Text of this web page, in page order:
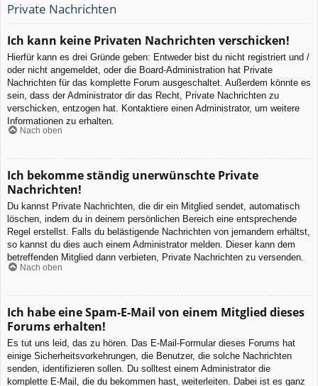
Private Nachrichten
Ich kann keine Privaten Nachrichten verschicken!
Hierfür kann es drei Gründe geben: Entweder bist du nicht registriert und /
oder nicht angemeldet, oder die Board-Administration hat Private
Nachrichten für das komplette Forum ausgeschaltet. Außerdem könnte es
sein, dass der Administrator dir das Recht, Private Nachrichten zu
verschicken, entzogen hat. Kontaktiere einen Administrator, um weitere
Informationen zu erhalten.
Nach oben
Ich bekomme ständig unerwünschte Private
Nachrichten!
Du kannst Private Nachrichten, die dir ein Mitglied sendet, automatisch
löschen, indem du in deinem persönlichen Bereich eine entsprechende
Regel erstellst. Falls du belästigende Nachrichten von jemandem erhältst,
so kannst du dies auch einem Administrator melden. Dieser kann dem
betreffenden Mitglied dann verbieten, Private Nachrichten zu versenden.
Nach oben
Ich habe eine Spam-E-Mail von einem Mitglied dieses
Forums erhalten!
Es tut uns leid, das zu hören. Das E-Mail-Formular dieses Forums hat
einige Sicherheitsvorkehrungen, die Benutzer, die solche Nachrichten
senden, identifizieren sollen. Du solltest einem Administrator die
komplette E-Mail, die du bekommen hast, weiterleiten. Dabei ist es ganz